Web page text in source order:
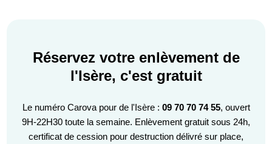
Réservez votre enlèvement de
l'Isère, c'est gratuit
Le numéro Carova pour de l'Isère : 09 70 70 74 55, ouvert
9H-22H30 toute la semaine. Enlèvement gratuit sous 24h,
certificat de cession pour destruction délivré sur place,